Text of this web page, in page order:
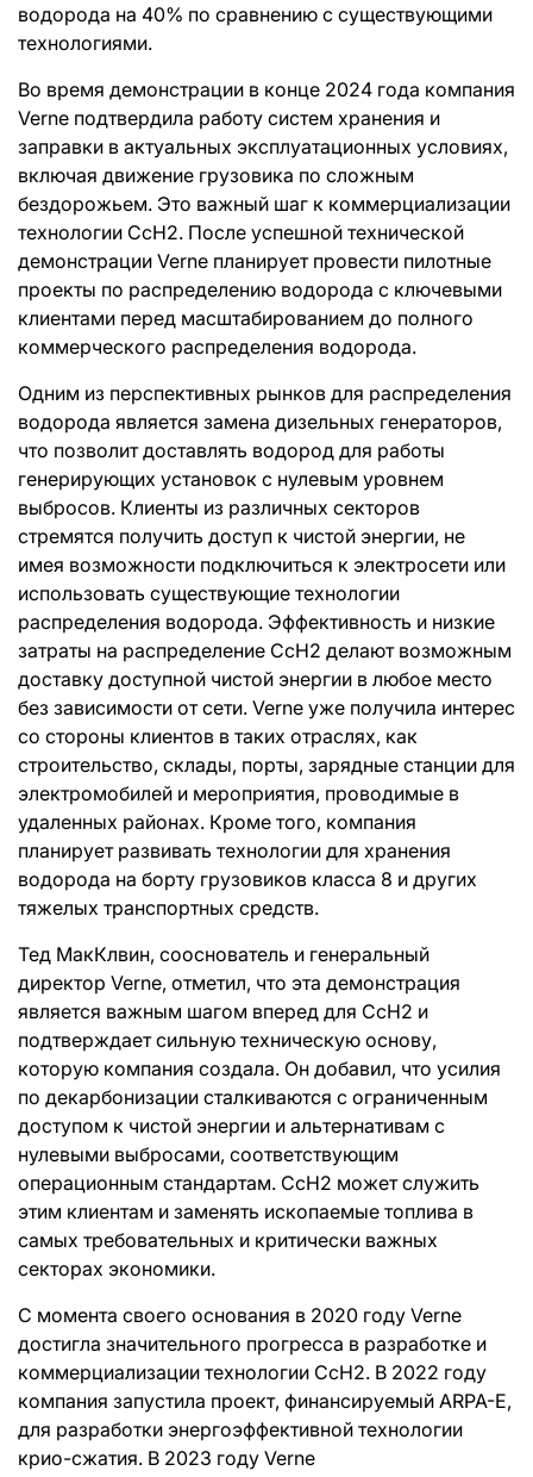
водорода на 40% по сравнению с существующими
технологиями.
Во время демонстрации в конце 2024 года компания
Verne подтвердила работу систем хранения и
заправки в актуальных эксплуатационных условиях,
включая движение грузовика по сложным
бездорожьем. Это важный шаг к коммерциализации
технологии CcH2. После успешной технической
демонстрации Verne планирует провести пилотные
проекты по распределению водорода с ключевыми
клиентами перед масштабированием до полного
коммерческого распределения водорода.
Одним из перспективных рынков для распределения
водорода является замена дизельных генераторов,
что позволит доставлять водород для работы
генерирующих установок с нулевым уровнем
выбросов. Клиенты из различных секторов
стремятся получить доступ к чистой энергии, не
имея возможности подключиться к электросети или
использовать существующие технологии
распределения водорода. Эффективность и низкие
затраты на распределение CcH2 делают возможным
доставку доступной чистой энергии в любое место
без зависимости от сети. Verne уже получила интерес
со стороны клиентов в таких отраслях, как
строительство, склады, порты, зарядные станции для
электромобилей и мероприятия, проводимые в
удаленных районах. Кроме того, компания
планирует развивать технологии для хранения
водорода на борту грузовиков класса 8 и других
тяжелых транспортных средств.
Тед МакКлвин, сооснователь и генеральный
директор Verne, отметил, что эта демонстрация
является важным шагом вперед для CcH2 и
подтверждает сильную техническую основу,
которую компания создала. Он добавил, что усилия
по декарбонизации сталкиваются с ограниченным
доступом к чистой энергии и альтернативам с
нулевыми выбросами, соответствующим
операционным стандартам. CcH2 может служить
этим клиентам и заменять ископаемые топлива в
самых требовательных и критически важных
секторах экономики.
С момента своего основания в 2020 году Verne
достигла значительного прогресса в разработке и
коммерциализации технологии CcH2. В 2022 году
компания запустила проект, финансируемый ARPA-E,
для разработки энергоэффективной технологии
крио-сжатия. В 2023 году Verne